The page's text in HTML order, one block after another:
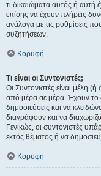
τι δικαιώματα αυτός ή αυτή
επίσης να έχουν πλήρεις
ανάλογα με τις ρυθμίσεις
συζητήσεων.
Κορυφή
Τι είναι οι Συντονιστές;
Οι Συντονιστές είναι μέλη
από μέρα σε μέρα. Έχουν το
δημοσιεύσεις και να
διαγράφουν και να
Γενικώς, οι συντονιστές
εκτός θέματος ή να
Κορυφή